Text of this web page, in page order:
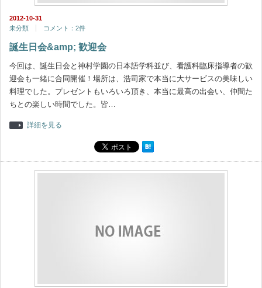
2012-10-31
未分類
コメント：2件
誕生日会&amp; 歓迎会
今回は、誕生日会と神村学園の日本語学科並び、看護科臨床指導者の歓
迎会も一緒に合同開催！場所は、浩司家で本当に大サービスの美味しい
料理でした。プレゼントもいろいろ頂き、本当に最高の出会い、仲間た
ちとの楽しい時間でした。皆…
詳細を見る